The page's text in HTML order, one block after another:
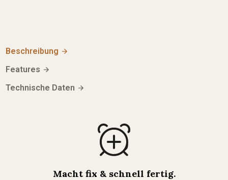
Ernährungsexperten.
895,00 €
Beschreibung
Features
Technische Daten
Macht fix & schnell fertig.